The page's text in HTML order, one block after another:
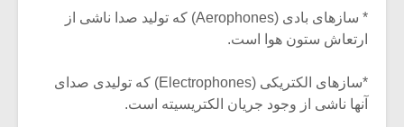
* سازهای بادی (Aerophones) که تولید صدا ناشی از
ارتعاش ستون هوا است.
*سازهای الکتریکی (Electrophones) که تولیدی صدای
آنها ناشی از وجود جریان الکتریسیته است.